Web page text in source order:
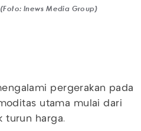
Inews Media Group)
pergerakan pada
utama mulai dari
turun harga.